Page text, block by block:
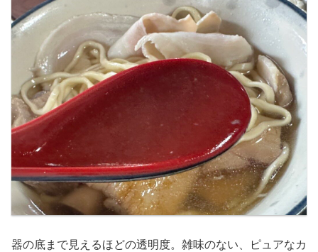
器の底まで見えるほどの透明度。雑味のない、ピュアなカ